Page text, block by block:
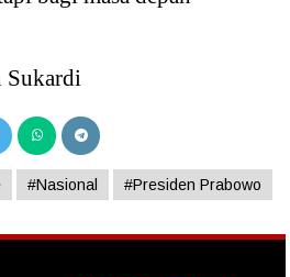
Sukardi
#Nasional #Presiden Prabowo